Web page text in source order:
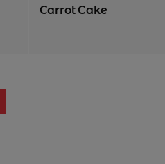
Carrot Cake